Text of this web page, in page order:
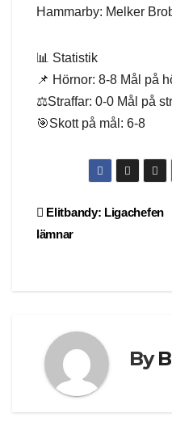
Hammarby: Melker
📊 Statistik
📌 Hörnor: 8-8 Mål på
⚖️Straffar: 0-0 Mål på
🎯Skott på mål: 6-8
Post
Elitbandy: Ligachefen
lämnar
By